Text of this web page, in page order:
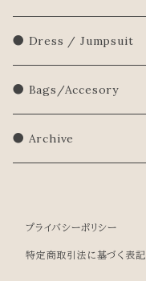
Sweatershirt
Sweater
● Dress / Jumpsuit
● Bags/Accesory
● Archive
プライバシーポリシー
特定商取引法に基づく表記